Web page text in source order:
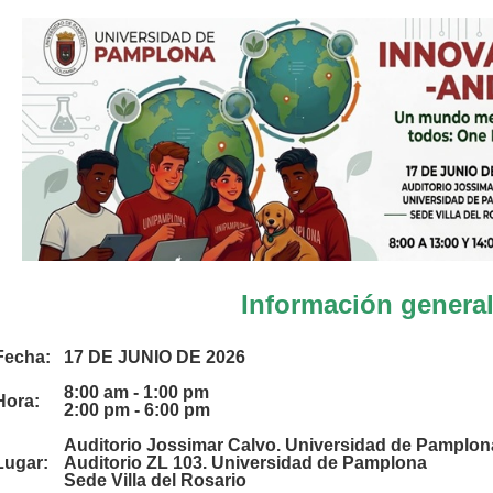
Información general
17 DE JUNIO DE 2026
8:00 am - 1:00 pm
2:00 pm - 6:00 pm
Auditorio Jossimar Calvo. Universidad de
Auditorio ZL 103. Universidad de Pamplona
Sede Villa del Rosario